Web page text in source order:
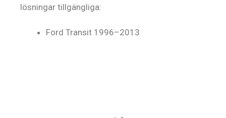
lösningar tillgängliga:
Ford Transit 1996–2013